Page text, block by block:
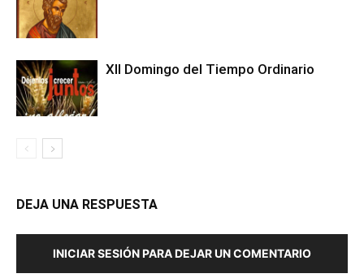
XII Domingo del Tiempo Ordinario
DEJA UNA RESPUESTA
INICIAR SESIÓN PARA DEJAR UN COMENTARIO